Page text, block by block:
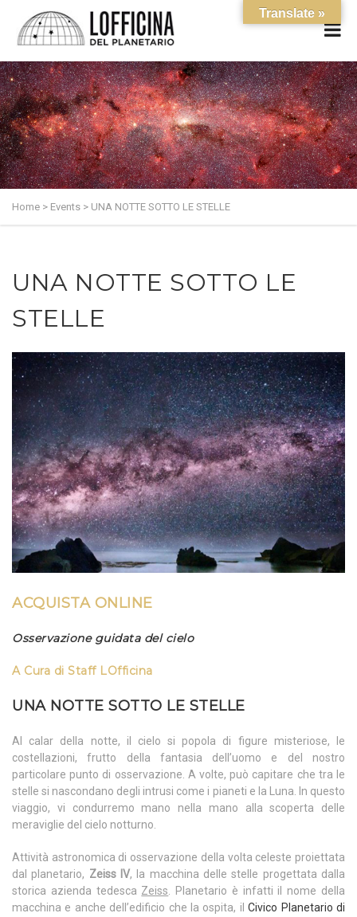
Home > Events > UNA NOTTE SOTTO LE STELLE
UNA NOTTE SOTTO LE
STELLE
ACQUISTA ONLINE
Osservazione guidata del cielo
A Cura di Staff LOfficina
UNA NOTTE SOTTO LE STELLE
Al calar della notte, il cielo si popola di figure misteriose, le
costellazioni, frutto della fantasia dell’uomo e del nostro
particolare punto di osservazione. A volte, può capitare che tra le
stelle si nascondano degli intrusi come i pianeti e la Luna. In questo
viaggio, vi condurremo mano nella mano alla scoperta delle
meraviglie del cielo notturno.
Attività astronomica di osservazione della volta celeste proiettata
dal planetario, Zeiss IV, la macchina delle stelle progettata dalla
storica azienda tedesca Zeiss. Planetario è infatti il nome della
macchina e anche dell’edificio che la ospita, ilCivico Planetario di
Translate »